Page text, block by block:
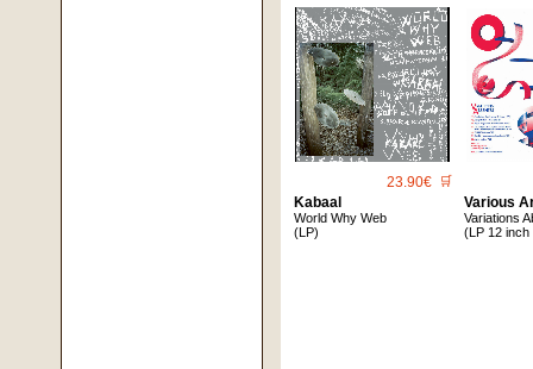
23.90€ 🛒
Kabaal
World Why Web
(LP)
Various
Variations
(LP 12 inch